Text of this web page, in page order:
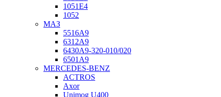
1051Е4
1052
МАЗ
5516А9
6312А9
6430А9-320-010/020
6501А9
MERCEDES-BENZ
ACTROS
Axor
Unimog U400